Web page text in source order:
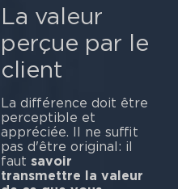
La valeur
perçue par le
client
La différence doit être
perceptible et
appréciée. Il ne suffit
pas d'être original: il
faut savoir
transmettre la valeur